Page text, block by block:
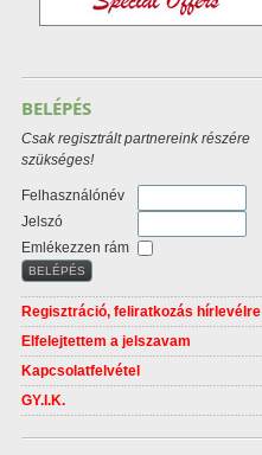
BELÉPÉS
Csak regisztrált partnereink részére
szükséges!
Felhasználónév
Jelszó
Emlékezzen rám
Regisztráció, feliratkozás hírlevélre
Elfelejtettem a jelszavam
Kapcsolatfelvétel
GY.I.K.